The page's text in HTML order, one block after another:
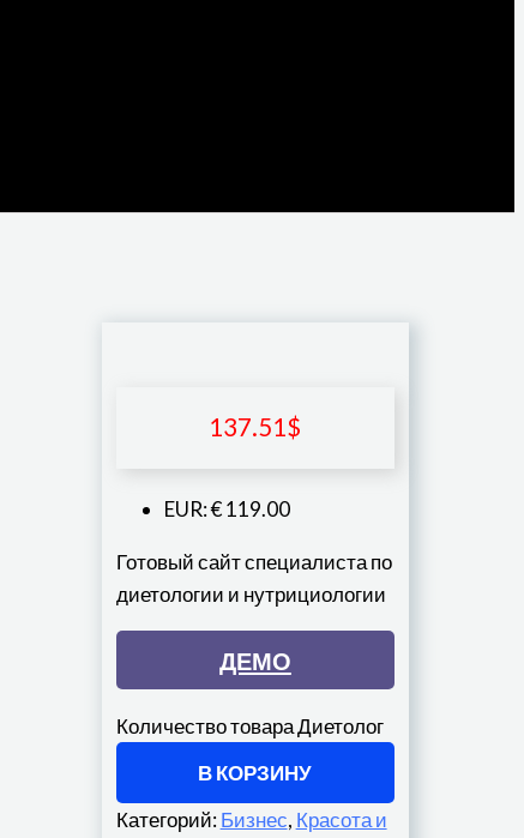
137.51$
EUR:€ 119.00
Готовый сайт специалиста по
диетологии и нутрициологии
ДЕМО
Количество товара Диетолог
В КОРЗИНУ
Категорий:Бизнес, Красота и